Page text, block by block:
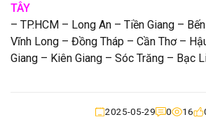
TÂY
– TP.HCM – Long An – Tiền Giang –
Vĩnh Long – Đồng Tháp – Cần Thơ –
Giang – Kiên Giang – Sóc Trăng – Bạc
2025-05-29 0 16